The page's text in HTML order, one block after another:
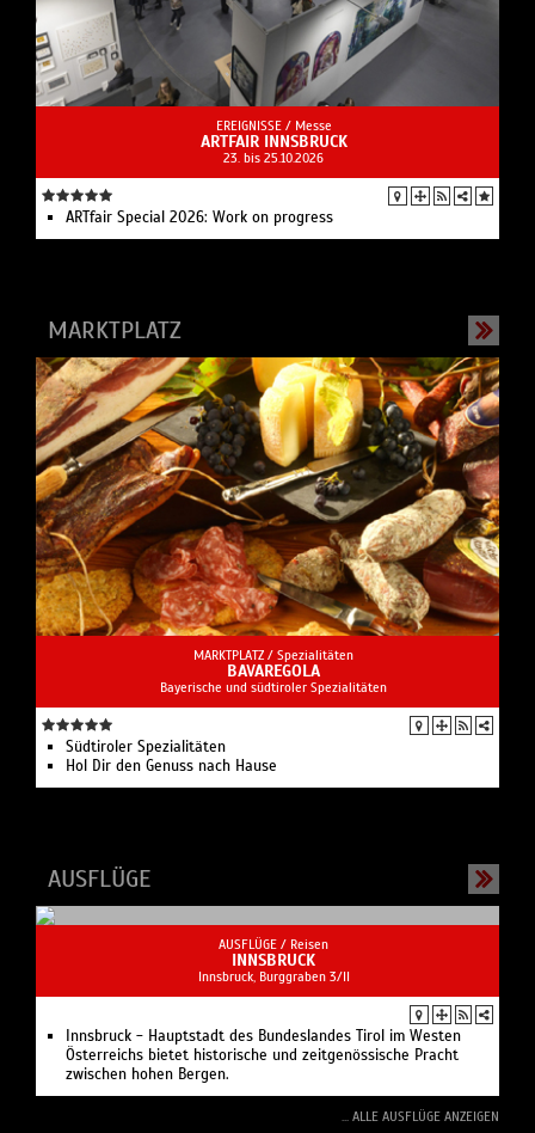
EREIGNISSE / Messe
ARTFAIR INNSBRUCK
23. bis 25.10.2026
ARTfair Special 2026: Work on progress
MARKTPLATZ
MARKTPLATZ / Spezialitäten
BAVAREGOLA
Bayerische und südtiroler Spezialitäten
Südtiroler Spezialitäten
Hol Dir den Genuss nach Hause
AUSFLÜGE
AUSFLÜGE / Reisen
INNSBRUCK
Innsbruck, Burggraben 3/II
Innsbruck - Hauptstadt des Bundeslandes Tirol im Westen
Österreichs bietet historische und zeitgenössische Pracht
zwischen hohen Bergen.
... ALLE AUSFLÜGE ANZEIGEN